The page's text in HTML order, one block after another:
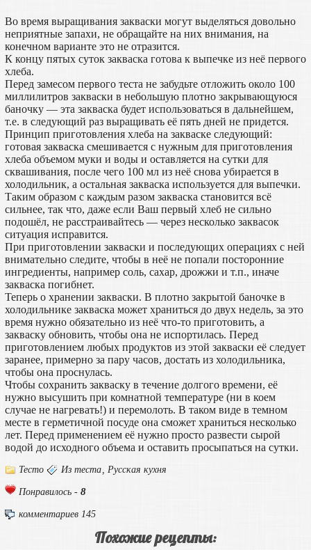
Во время выращивания закваски могут выделяться довольно
неприятные запахи, не обращайте на них внимания, на
конечном варианте это не отразится.
К концу пятых суток закваска готова к выпечке из неё первого
хлеба.
Перед замесом первого теста не забудьте отложить около 100
миллилитров закваски в небольшую плотно закрывающуюся
баночку — эта закваска будет использоваться в дальнейшем,
т.е. в следующий раз выращивать её пять дней не придется.
Принцип приготовления хлеба на закваске следующий:
готовая закваска смешивается с нужным для приготовления
хлеба объемом муки и воды и оставляется на сутки для
сквашивания, после чего 100 мл из неё снова убирается в
холодильник, а остальная закваска используется для выпечки.
Таким образом с каждым разом закваска становится всё
сильнее, так что, даже если Ваш первый хлеб не сильно
подошёл, не расстраивайтесь — через несколько заквасок
ситуация исправится.
При приготовлении закваски и последующих операциях с ней
внимательно следите, чтобы в неё не попали посторонние
ингредиенты, например соль, сахар, дрожжи и т.п., иначе
закваска погибнет.
Теперь о хранении закваски. В плотно закрытой баночке в
холодильнике закваска может храниться до двух недель, за это
время нужно обязательно из неё что-то приготовить, а
закваску обновить, чтобы она не испортилась. Перед
приготовлением любых продуктов из этой закваски её следует
заранее, примерно за пару часов, достать из холодильника,
чтобы она проснулась.
Чтобы сохранить закваску в течение долгого времени, её
нужно высушить при комнатной температуре (ни в коем
случае не нагревать!) и перемолоть. В таком виде в темном
месте в герметичной посуде она сможет храниться несколько
лет. Перед применением её нужно просто развести сырой
водой до исходного объема и оставить просыпаться на сутки.
Тесто Из теста Русская кухня
Понравилось -8
комментариев 145
Похожие рецепты: